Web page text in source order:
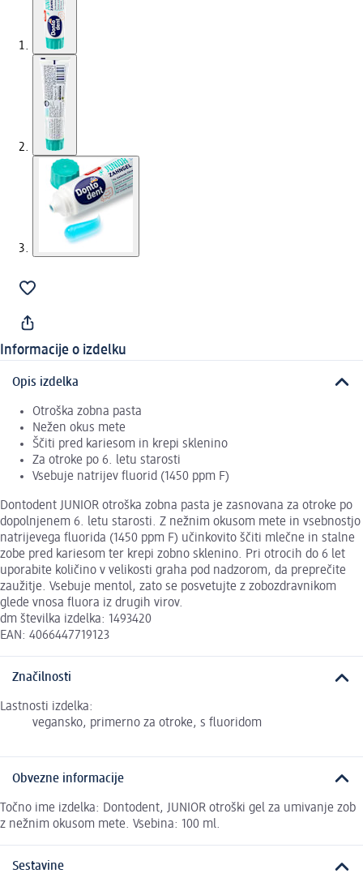
Informacije o izdelku
Opis izdelka
Otroška zobna pasta
Nežen okus mete
Ščiti pred kariesom in krepi sklenino
Za otroke po 6. letu starosti
Vsebuje natrijev fluorid (1450 ppm F)
Dontodent JUNIOR otroška zobna pasta je zasnovana za otroke po
dopolnjenem 6. letu starosti. Z nežnim okusom mete in vsebnostjo
natrijevega fluorida (1450 ppm F) učinkovito ščiti mlečne in stalne
zobe pred kariesom ter krepi zobno sklenino. Pri otrocih do 6 let
uporabite količino v velikosti graha pod nadzorom, da preprečite
zaužitje. Vsebuje mentol, zato se posvetujte z zobozdravnikom
glede vnosa fluora iz drugih virov.
dm številka izdelka: 1493420
EAN: 4066447719123
Značilnosti
Lastnosti izdelka:
vegansko, primerno za otroke, s fluoridom
Obvezne informacije
Točno ime izdelka: Dontodent, JUNIOR otroški gel za umivanje zob
z nežnim okusom mete. Vsebina: 100 ml.
Sestavine